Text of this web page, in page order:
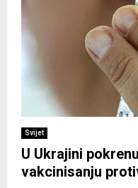
Svijet
U Ukrajini
vakcinisanju